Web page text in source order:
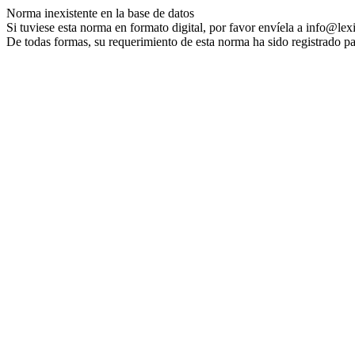
Norma inexistente en la base de datos
Si tuviese esta norma en formato digital, por favor envíela a
De todas formas, su requerimiento de esta norma ha sido registrado